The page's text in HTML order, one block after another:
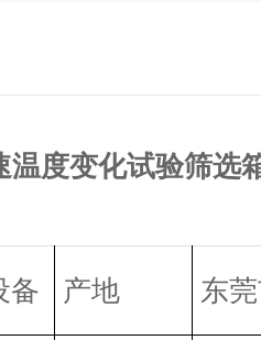
温度变化试验筛选
备 产地 东